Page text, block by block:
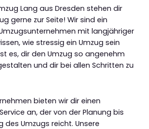
Lang aus Dresden stehen dir
gerne zur Seite! Wir sind ein
mit langjähriger
wie stressig ein Umzug sein
es, dir den Umzug so angenehm
und dir bei allen Schritten zu
bieten wir dir einen
an, der von der Planung bis
des Umzugs reicht. Unsere